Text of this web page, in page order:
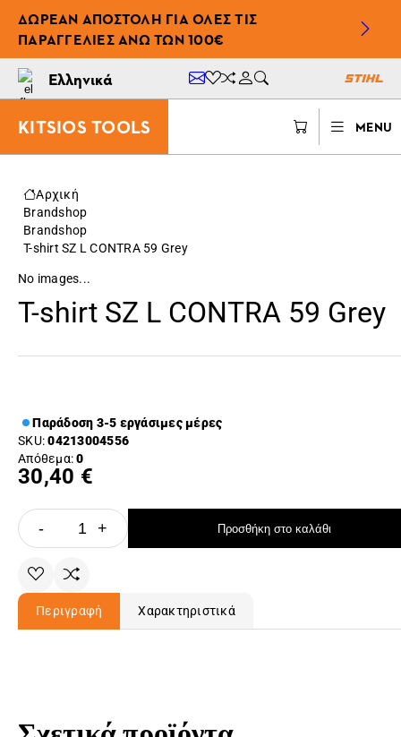
ΔΩΡΕΆΝ ΑΠΟΣΤΟΛΉ ΓΙΑ ΌΛΕΣ ΤΙΣ
ΠΑΡΑΓΓΕΛΊΕΣ ΆΝΩ ΤΩΝ 100€
Ελληνικά
KITSIOS TOOLS MENU
Αρχική
Brandshop
Brandshop
T-shirt SZ L CONTRA 59 Grey
No images...
T-shirt SZ L CONTRA 59 Grey
Παράδοση 3-5 εργάσιμες μέρες
SKU:04213004556
Απόθεμα:0
30,40 €
- + Προσθήκη στο καλάθι
Περιγραφή Χαρακτηριστικά